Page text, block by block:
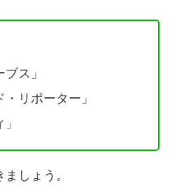
ス」
リポーター」
しょう。